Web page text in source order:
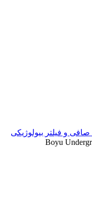
صافی و فیلتر بیولوژیکی